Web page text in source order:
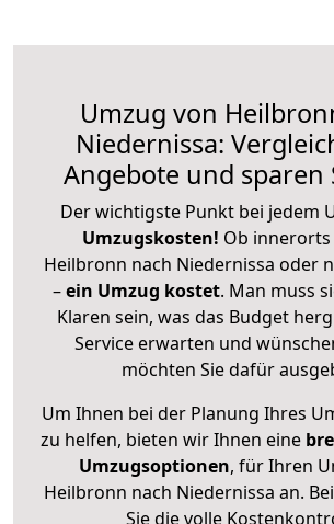
Umzug von
Niedernissa:
Angebote und sparen
Der wichtigste Punkt bei jedem
Umzugskosten! Ob
Heilbronn nach Niedernissa oder
–ein Umzug kostet. Man muss
Klaren sein, was das Budget
Service erwarten und
möchten Sie dafür
Um Ihnen bei der Planung Ihres
zu helfen, bieten wir Ihnen eine
Umzugsoptionen, für Ihren
Heilbronn nach Niedernissa an.
Sie die volle